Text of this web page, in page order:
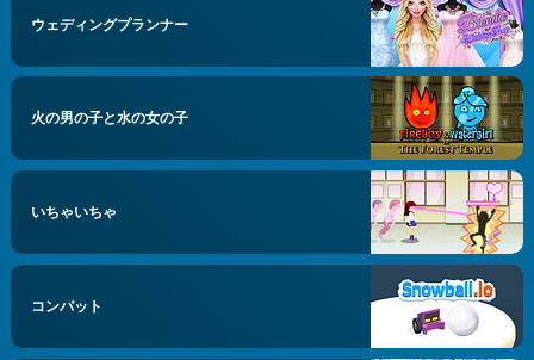
ウェディングプランナー
火の男の子と水の女の子
いちゃいちゃ
コンバット